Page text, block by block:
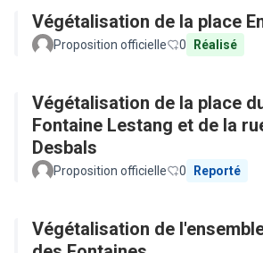
Végétalisation de la place
Proposition officielle 0 Réalisé
Végétalisation de la place
Fontaine Lestang et de la
Desbals
Proposition officielle 0 Reporté
Végétalisation de